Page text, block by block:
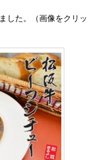
した。（画像をクリッ